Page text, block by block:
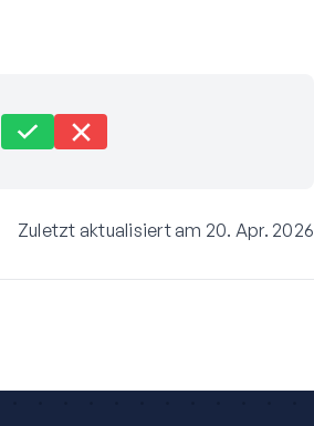
Zuletzt aktualisiert am 20. Apr. 2026